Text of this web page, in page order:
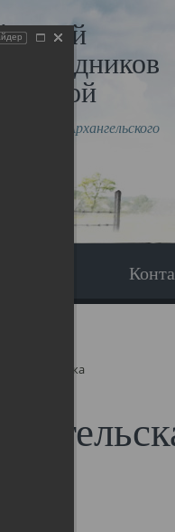
музей
Архангельского
Архангельска